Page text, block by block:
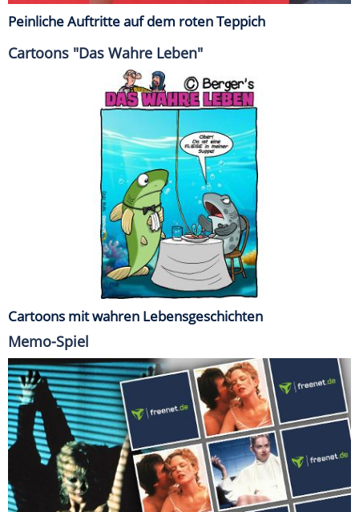
Peinliche Auftritte auf dem roten Teppich
Cartoons "Das Wahre Leben"
Cartoons mit wahren Lebensgeschichten
Memo-Spiel